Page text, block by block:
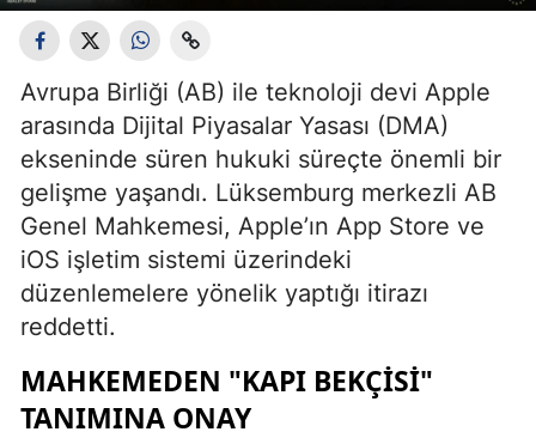
Avrupa Birliği (AB) ile teknoloji devi Apple
arasında Dijital Piyasalar Yasası (DMA)
ekseninde süren hukuki süreçte önemli bir
gelişme yaşandı. Lüksemburg merkezli AB
Genel Mahkemesi, Apple’ın App Store ve
iOS işletim sistemi üzerindeki
düzenlemelere yönelik yaptığı itirazı
reddetti.
MAHKEMEDEN "KAPI BEKÇISI"
TANIMINA ONAY